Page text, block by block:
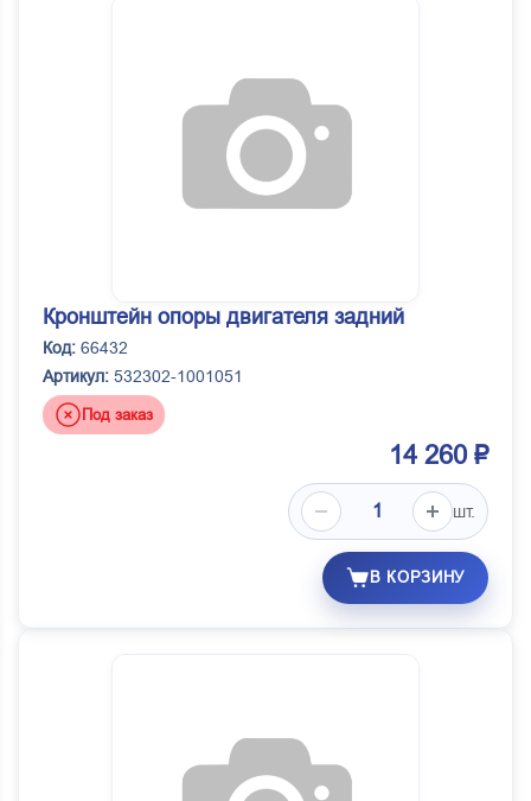
Кронштейн опоры двигателя задний
Код: 66432
Артикул: 532302-1001051
Под заказ
14 260 ₽
шт.
В КОРЗИНУ